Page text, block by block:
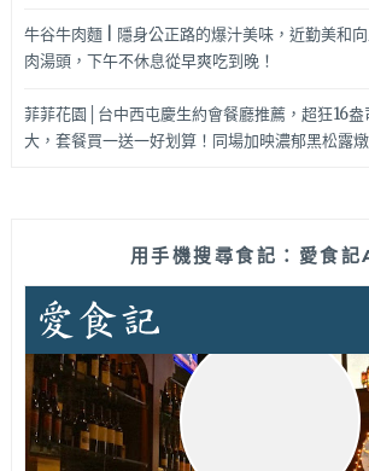
牛谷牛肉麵 | 隱身公正路的爆汁美味，近勤美和
肉湯頭，下午不休息從早爽吃到晚！
菲菲花園│台中西屯慶生約會餐廳推薦，超狂16
大，套餐買一送一好划算！同場加映濃郁黑松露
用手機搜尋食記：愛食記